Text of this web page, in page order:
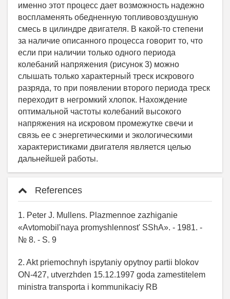
именно этот процесс дает возможность надежно
воспламенять обедненную топливовоздушную
смесь в цилиндре двигателя. В какой-то степени
за наличие описанного процесса говорит то, что
если при наличии только одного периода
колебаний напряжения (рисунок 3) можно
слышать только характерный треск искрового
разряда, то при появлении второго периода треск
переходит в негромкий хлопок. Нахождение
оптимальной частоты колебаний высокого
напряжения на искровом промежутке свечи и
связь ее с энергетическими и экологическими
характеристиками двигателя является целью
дальнейшей работы.
References
1. Peter J. Mullens. Plazmennoe zazhiganie
«Avtomobil'naya promyshlennost' SShA». - 1981. -
№ 8. - S. 9
2. Akt priemochnyh ispytaniy opytnoy partii blokov
ON-427, utverzhden 15.12.1997 goda zamestitelem
ministra transporta i kommunikaciy RB